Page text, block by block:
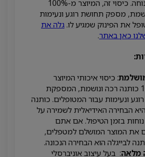
טיפול נעימה ונוחה. כיסוי זה, המיוצר מ-100%
מספק תחושת רוגע ונעימות
את הפינוק שמגיע לו. גלה את
כאן באתר.
: כיסוי איכותי המיוצר
מ-100% כותנה רכה ונושמת, המספקת
ונעימות עבור המטופלים. כותנה
הבחירה האידיאלית לשמירה על
בזמן הטיפול. אם אתם
את המוצר המושלם למטפלים,
לבייגלה הוא הבחירה הנכונה.
מלאה: בעל עיצוב אוניברסלי